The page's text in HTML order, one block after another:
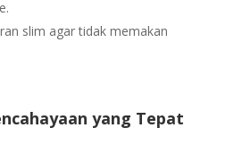
slim agar tidak memakan
yang Tepat